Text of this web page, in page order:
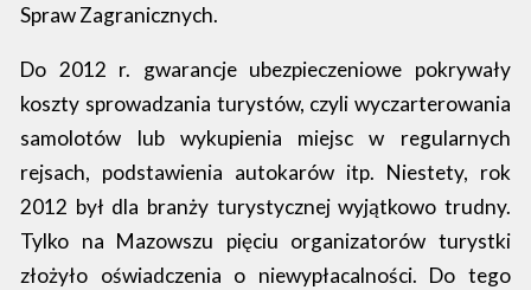
Spraw Zagranicznych.
Do 2012 r. gwarancje ubezpieczeniowe pokrywały
koszty sprowadzania turystów, czyli wyczarterowania
samolotów lub wykupienia miejsc w regularnych
rejsach, podstawienia autokarów itp. Niestety, rok
2012 był dla branży turystycznej wyjątkowo trudny.
Tylko na Mazowszu pięciu organizatorów turystki
złożyło oświadczenia o niewypłacalności. Do tego